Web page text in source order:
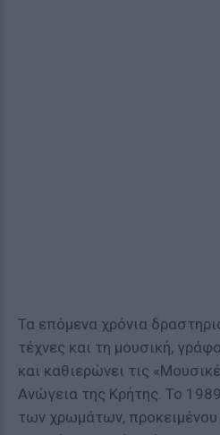
Τα επόμενα χρόνια
τέχνες και τη μουσική,
και καθιερώνει τις
Ανώγεια της Κρήτης. Το
των χρωμάτων, προκειμένου